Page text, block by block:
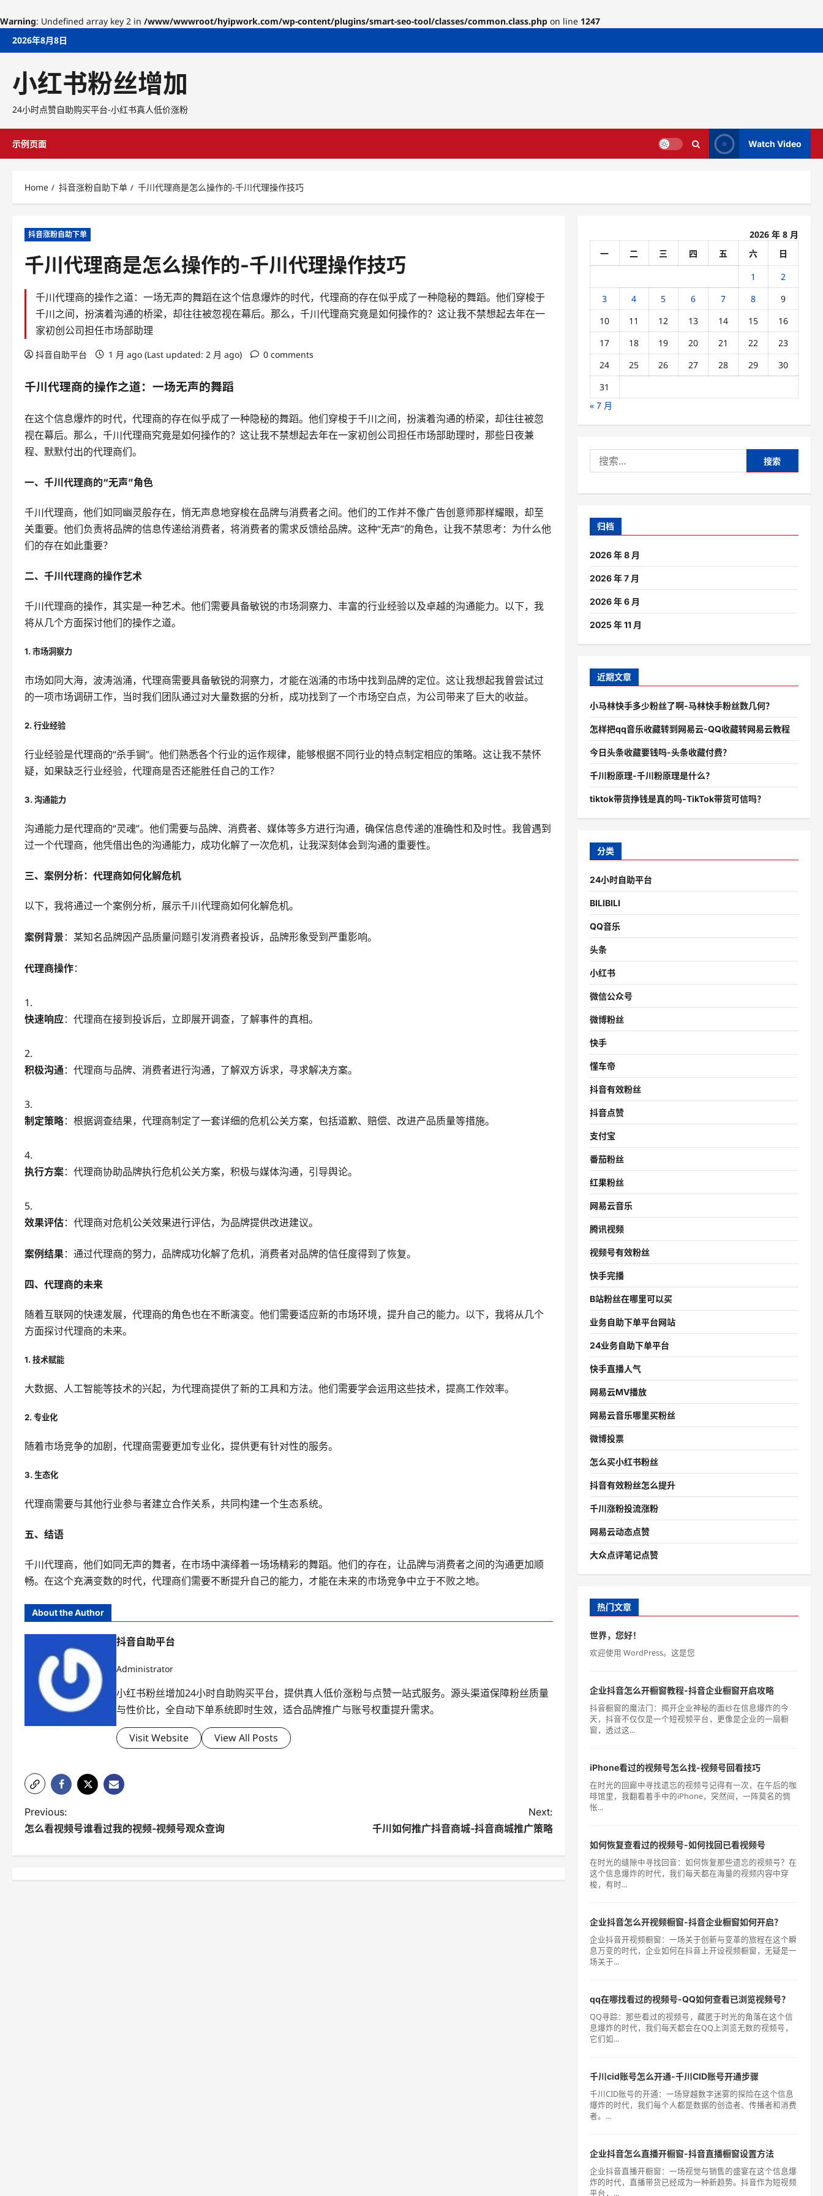
Warning: Undefined array key 2 in /www/wwwroot/hyipwork.com/wp-content/plugins/smart-seo-tool/classes/common.class.php on line 1247
Skip2026年8月8日
小红书粉丝增加
24小时点赞自助购买平台-小红书真人低价涨粉
示例页面 Watch Video
Home 抖音涨粉自助下单 千川代理商是怎么操作的-千川代理操作技巧
抖音涨粉自助下单
千川代理商是怎么操作的-千川代理操作技巧
千川代理商的操作之道：一场无声的舞蹈在这个信息爆炸的时代，代理商的存在似乎成了一种隐秘的舞蹈。他们穿梭于
千川之间，扮演着沟通的桥梁，却往往被忽视在幕后。那么，千川代理商究竟是如何操作的？这让我不禁想起去年在一
家初创公司担任市场部助理
抖音自助平台 1 月 ago (Last updated: 2 月 ago) 0 comments
千川代理商的操作之道：一场无声的舞蹈
在这个信息爆炸的时代，代理商的存在似乎成了一种隐秘的舞蹈。他们穿梭于千川之间，扮演着沟通的桥梁，却往往被忽
视在幕后。那么，千川代理商究竟是如何操作的？这让我不禁想起去年在一家初创公司担任市场部助理时，那些日夜兼
程、默默付出的代理商们。
一、千川代理商的“无声”角色
千川代理商，他们如同幽灵般存在，悄无声息地穿梭在品牌与消费者之间。他们的工作并不像广告创意师那样耀眼，却至
关重要。他们负责将品牌的信息传递给消费者，将消费者的需求反馈给品牌。这种“无声”的角色，让我不禁思考：为什么他
们的存在如此重要？
二、千川代理商的操作艺术
千川代理商的操作，其实是一种艺术。他们需要具备敏锐的市场洞察力、丰富的行业经验以及卓越的沟通能力。以下，我
将从几个方面探讨他们的操作之道。
1. 市场洞察力
市场如同大海，波涛汹涌，代理商需要具备敏锐的洞察力，才能在汹涌的市场中找到品牌的定位。这让我想起我曾尝试过
的一项市场调研工作，当时我们团队通过对大量数据的分析，成功找到了一个市场空白点，为公司带来了巨大的收益。
2. 行业经验
行业经验是代理商的“杀手锏”。他们熟悉各个行业的运作规律，能够根据不同行业的特点制定相应的策略。这让我不禁怀
疑，如果缺乏行业经验，代理商是否还能胜任自己的工作？
3. 沟通能力
沟通能力是代理商的“灵魂”。他们需要与品牌、消费者、媒体等多方进行沟通，确保信息传递的准确性和及时性。我曾遇到
过一个代理商，他凭借出色的沟通能力，成功化解了一次危机，让我深刻体会到沟通的重要性。
三、案例分析：代理商如何化解危机
以下，我将通过一个案例分析，展示千川代理商如何化解危机。
案例背景：某知名品牌因产品质量问题引发消费者投诉，品牌形象受到严重影响。
代理商操作：
快速响应：代理商在接到投诉后，立即展开调查，了解事件的真相。
积极沟通：代理商与品牌、消费者进行沟通，了解双方诉求，寻求解决方案。
制定策略：根据调查结果，代理商制定了一套详细的危机公关方案，包括道歉、赔偿、改进产品质量等措施。
执行方案：代理商协助品牌执行危机公关方案，积极与媒体沟通，引导舆论。
效果评估：代理商对危机公关效果进行评估，为品牌提供改进建议。
案例结果：通过代理商的努力，品牌成功化解了危机，消费者对品牌的信任度得到了恢复。
四、代理商的未来
随着互联网的快速发展，代理商的角色也在不断演变。他们需要适应新的市场环境，提升自己的能力。以下，我将从几个
方面探讨代理商的未来。
1. 技术赋能
大数据、人工智能等技术的兴起，为代理商提供了新的工具和方法。他们需要学会运用这些技术，提高工作效率。
2. 专业化
随着市场竞争的加剧，代理商需要更加专业化，提供更有针对性的服务。
3. 生态化
代理商需要与其他行业参与者建立合作关系，共同构建一个生态系统。
五、结语
千川代理商，他们如同无声的舞者，在市场中演绎着一场场精彩的舞蹈。他们的存在，让品牌与消费者之间的沟通更加顺
畅。在这个充满变数的时代，代理商们需要不断提升自己的能力，才能在未来的市场竞争中立于不败之地。
About the Author
抖音自助平台
Administrator
小红书粉丝增加24小时自助购买平台，提供真人低价涨粉与点赞一站式服务。源头渠道保障粉丝质量
与性价比，全自动下单系统即时生效，适合品牌推广与账号权重提升需求。
Visit Website View All Posts
P
o
s
t
Previous:
怎么看视频号谁看过我的视频-视频号观众查询
Next:
千川如何推广抖音商城-抖音商城推广策略
2026 年 8 月
一
二 三 四 五 六
日
1
2
3
4 5 6 7 8
9
10
11 12 13 14 15
16
17
18 19 20 21 22
23
24
25 26 27 28 29
30
31
« 7 月
索：
归档
2026 年 8 月
2026 年 7 月
2026 年 6 月
2025 年 11 月
近期文章
小马林快手多少粉丝了啊-马林快手粉丝数几何？
怎样把qq音乐收藏转到网易云-QQ收藏转网易云教程
今日头条收藏要钱吗-头条收藏付费？
千川粉原理-千川粉原理是什么？
tiktok带货挣钱是真的吗-TikTok带货可信吗？
分类
24小时自助平台
BILIBILI
QQ音乐
头条
小红书
微信公众号
微博粉丝
快手
懂车帝
抖音有效粉丝
抖音点赞
支付宝
番茄粉丝
红果粉丝
网易云音乐
腾讯视频
视频号有效粉丝
快手完播
B站粉丝在哪里可以买
业务自助下单平台网站
24业务自助下单平台
快手直播人气
网易云MV播放
网易云音乐哪里买粉丝
微博投票
怎么买小红书粉丝
抖音有效粉丝怎么提升
千川涨粉投流涨粉
网易云动态点赞
大众点评笔记点赞
热门文章
世界，您好！
欢迎使用 WordPress。这是您
企业抖音怎么开橱窗教程-抖音企业橱窗开启攻略
抖音橱窗的魔法门：揭开企业神秘的面纱在信息爆炸的今
天，抖音不仅仅是一个短视频平台，更像是企业的一扇橱
窗，透过这...
iPhone看过的视频号怎么找-视频号回看技巧
在时光的回廊中寻找遗忘的视频号记得有一次，在午后的咖
啡馆里，我翻看着手中的iPhone，突然间，一阵莫名的惆
怅...
如何恢复查看过的视频号-如何找回已看视频号
在时光的缝隙中寻找回音：如何恢复那些遗忘的视频号？在
这个信息爆炸的时代，我们每天都在海量的视频内容中穿
梭，有时...
企业抖音怎么开视频橱窗-抖音企业橱窗如何开启？
企业抖音开视频橱窗：一场关于创新与变革的旅程在这个瞬
息万变的时代，企业如何在抖音上开设视频橱窗，无疑是一
场关于...
qq在哪找看过的视频号-QQ如何查看已浏览视频号？
QQ寻踪：那些看过的视频号，藏匿于时光的角落在这个信
息爆炸的时代，我们每天都会在QQ上浏览无数的视频号，
它们如...
千川cid账号怎么开通-千川CID账号开通步骤
千川CID账号的开通：一场穿越数字迷雾的探险在这个信息
爆炸的时代，我们每个人都是数据的创造者、传播者和消费
者。...
企业抖音怎么直播开橱窗-抖音直播橱窗设置方法
企业抖音直播开橱窗：一场视觉与销售的盛宴在这个信息爆
炸的时代，直播带货已经成为一种新趋势。抖音作为短视频
平台，...